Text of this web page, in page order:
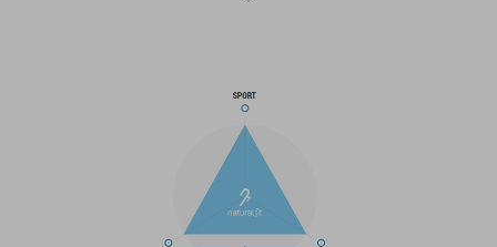
hay ranuras para colocar calas y poder usar pedales
automáticos. La parte superior utiliza una combinación de
cordones y una correa de velcro para mayor comodidad,
seguridad y facilidad a la hora de calzar y descalzar el zapato.
La puntera y el contrafuerte están reforzados para mayor
protección, y una capa interna del arco extrarresistente